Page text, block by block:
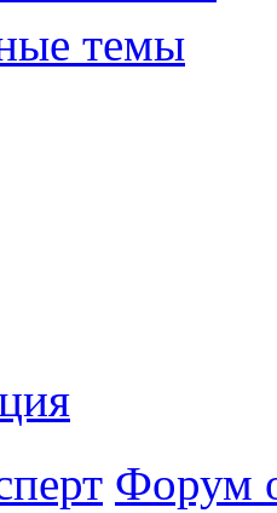
темы
Форум